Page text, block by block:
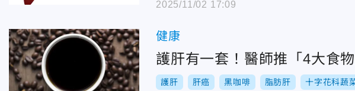
2025/11/02 17:09
健康
護肝有一套！醫師推「4大食
護肝 肝癌 黑咖啡 脂肪肝 十字花科蔬